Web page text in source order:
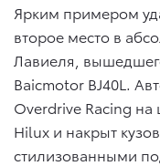
Ярким примером
второе место в
Лавиеля,
Baicmotor BJ40L.
Overdrive Racing на
Hilux и накрыт
стилизованными